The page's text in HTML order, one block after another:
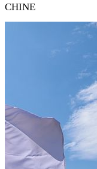
CHINE